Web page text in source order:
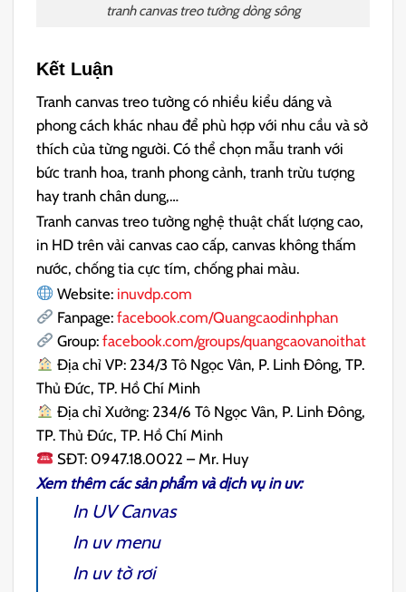
tranh canvas treo tường dòng sông
Kết Luận
Tranh canvas treo tường có nhiều kiểu dáng và
phong cách khác nhau để phù hợp với nhu cầu và sở
thích của từng người. Có thể chọn mẫu tranh với
bức tranh hoa, tranh phong cảnh, tranh trừu tượng
hay tranh chân dung,…
Tranh canvas treo tường nghệ thuật chất lượng cao,
in HD trên vải canvas cao cấp, canvas không thấm
nước, chống tia cực tím, chống phai màu.
Website: inuvdp.com
Fanpage: facebook.com/Quangcaodinhphan
Group:facebook.com/groups/quangcaovanoithat
Địa chỉ VP: 234/3 Tô Ngọc Vân, P. Linh Đông, TP.
Thủ Đức, TP. Hồ Chí Minh
Địa chỉ Xưởng: 234/6 Tô Ngọc Vân, P. Linh Đông,
TP. Thủ Đức, TP. Hồ Chí Minh
SĐT: 0947.18.0022 – Mr. Huy
Xem thêm các sản phẩm và dịch vụin uv:
In UV Canvas
In uv menu
In uv tờ rơi